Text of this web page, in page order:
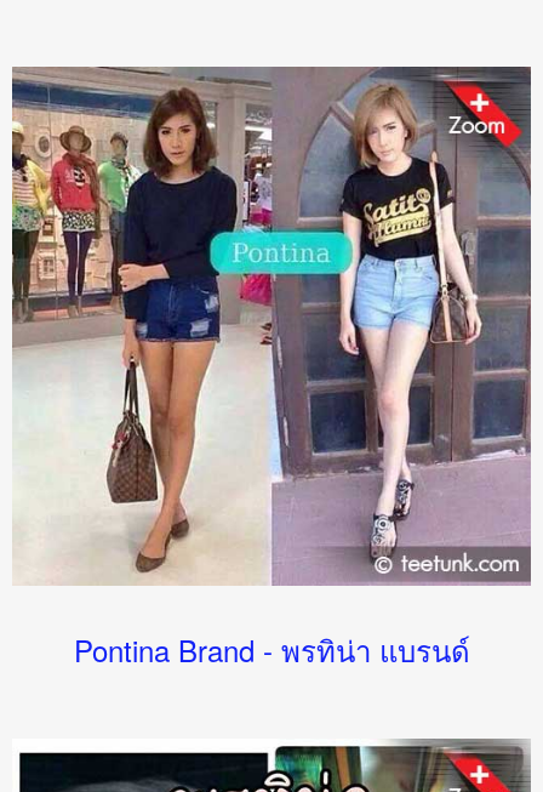
Pontina Brand - พรทิน่า แบรนด์